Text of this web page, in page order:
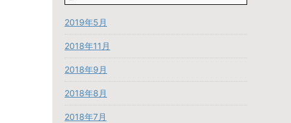
2019年5月
2018年11月
2018年9月
2018年8月
2018年7月